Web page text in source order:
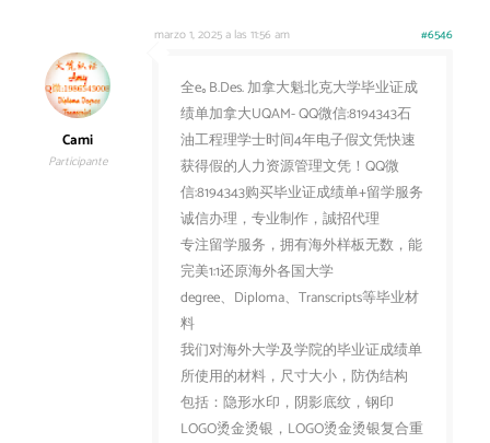
marzo 1, 2025 a las 11:56 am #6546
Cami
Participante
全e｡B.Des. 加拿大魁北克大学毕业证成
绩单加拿大UQAM- QQ微信:8194343石
油工程理学士时间4年电子假文凭快速
获得假的人力资源管理文凭！QQ微
信:8194343购买毕业证成绩单+留学服务
诚信办理，专业制作，誠招代理
专注留学服务，拥有海外样板无数，能
完美1:1还原海外各国大学
degree、Diploma、Transcripts等毕业材
料
我们对海外大学及学院的毕业证成绩单
所使用的材料，尺寸大小，防伪结构
包括：隐形水印，阴影底纹，钢印
LOGO烫金烫银，LOGO烫金烫银复合重